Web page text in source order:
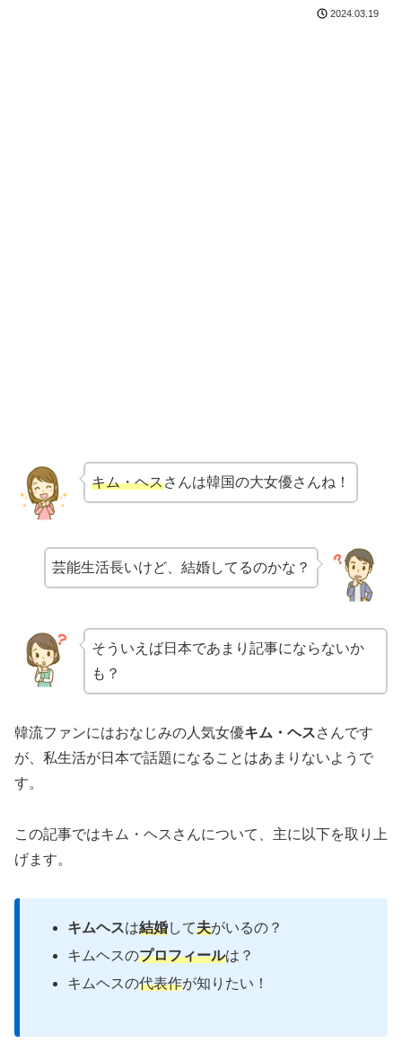
2024.03.19
キム・ヘスさんは韓国の大女優さんね！
芸能生活長いけど、結婚してるのかな？
そういえば日本であまり記事にならないか
も？
韓流ファンにはおなじみの人気女優キム・ヘスさんです
が、私生活が日本で話題になることはあまりないようで
す。
この記事ではキム・ヘスさんについて、主に以下を取り上
げます。
キムヘスは結婚して夫がいるの？
キムヘスのプロフィールは？
キムヘスの代表作が知りたい！